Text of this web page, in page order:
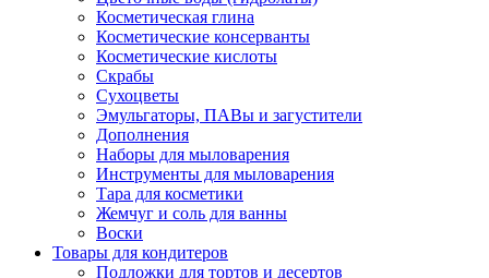
Косметическая глина
Косметические консерванты
Косметические кислоты
Скрабы
Сухоцветы
Эмульгаторы, ПАВы и загустители
Дополнения
Наборы для мыловарения
Инструменты для мыловарения
Тара для косметики
Жемчуг и соль для ванны
Воски
Товары для кондитеров
Подложки для тортов и десертов